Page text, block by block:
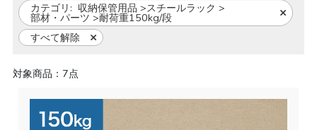
カテゴリ: 収納保管用品 >スチールラック >
部材・パーツ >耐荷重150kg/段
すべて解除
対象商品：7点